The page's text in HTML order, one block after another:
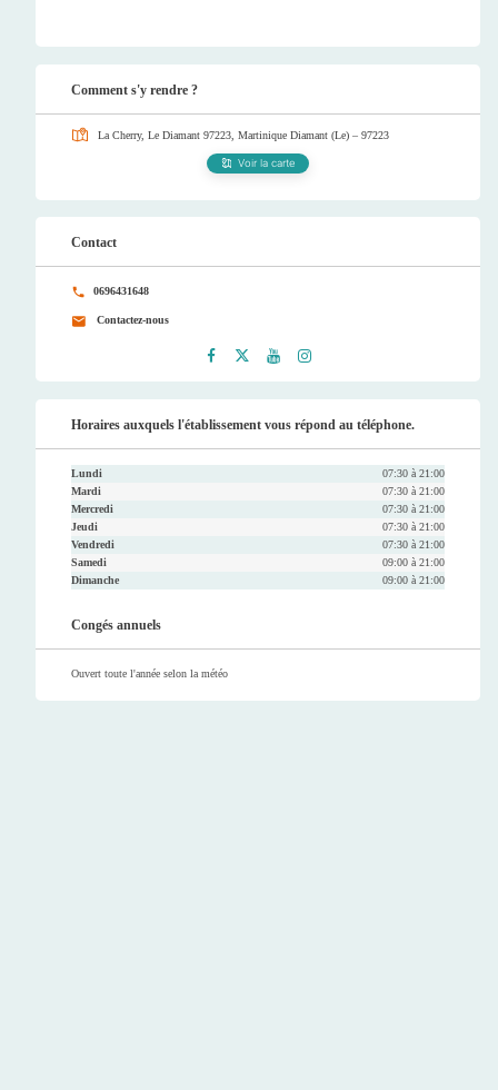
Comment s'y rendre ?
La Cherry, Le Diamant 97223, Martinique Diamant (Le) – 97223
Voir la carte
Contact
0696431648
Contactez-nous
ook
er
be
ram
Horaires auxquels l'établissement vous répond au téléphone.
Lundi
07:30 à 21:00
Mardi
07:30 à 21:00
Mercredi
07:30 à 21:00
Jeudi
07:30 à 21:00
Vendredi
07:30 à 21:00
Samedi
09:00 à 21:00
Dimanche
09:00 à 21:00
Congés annuels
Ouvert toute l'année selon la météo